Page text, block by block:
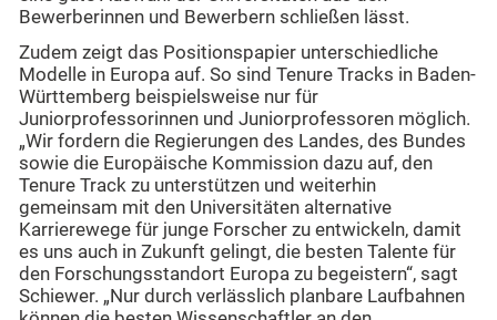
Bewerberinnen und Bewerbern schließen lässt.
Zudem zeigt das Positionspapier unterschiedliche
Modelle in Europa auf. So sind Tenure Tracks in Baden-
Württemberg beispielsweise nur für
Juniorprofessorinnen und Juniorprofessoren möglich.
„Wir fordern die Regierungen des Landes, des Bundes
sowie die Europäische Kommission dazu auf, den
Tenure Track zu unterstützen und weiterhin
gemeinsam mit den Universitäten alternative
Karrierewege für junge Forscher zu entwickeln, damit
es uns auch in Zukunft gelingt, die besten Talente für
den Forschungsstandort Europa zu begeistern“, sagt
Schiewer. „Nur durch verlässlich planbare Laufbahnen